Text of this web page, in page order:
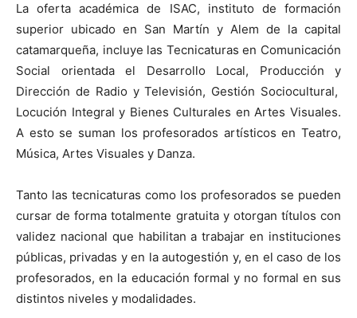
La oferta académica de ISAC, instituto de formación
superior ubicado en San Martín y Alem de la capital
catamarqueña, incluye las Tecnicaturas en Comunicación
Social orientada el Desarrollo Local, Producción y
Dirección de Radio y Televisión, Gestión Sociocultural,
Locución Integral y Bienes Culturales en Artes Visuales.
A esto se suman los profesorados artísticos en Teatro,
Música, Artes Visuales y Danza.
Tanto las tecnicaturas como los profesorados se pueden
cursar de forma totalmente gratuita y otorgan títulos con
validez nacional que habilitan a trabajar en instituciones
públicas, privadas y en la autogestión y, en el caso de los
profesorados, en la educación formal y no formal en sus
distintos niveles y modalidades.